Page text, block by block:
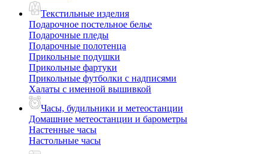
Текстильные изделия
Подарочное постельное белье
Подарочные пледы
Подарочные полотенца
Прикольные подушки
Прикольные фартуки
Прикольные футболки с надписями
Халаты с именной вышивкой
Часы, будильники и метеостанции
Домашние метеостанции и барометры
Настенные часы
Настольные часы